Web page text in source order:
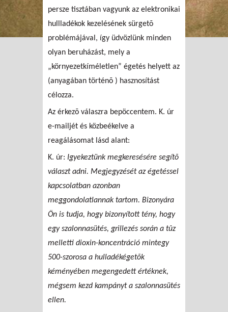
persze tisztában vagyunk az elektronikai
hullladékok kezelésének sürgetõ
problémájával, így üdvözlünk minden
olyan beruházást, mely a
„környezetkíméletlen” égetés helyett az
(anyagában történõ ) hasznosítást
célozza.
Az érkezõ válaszra bepöccentem. K. úr
e-mailjét és közbeékelve a
reagálásomat lásd alant:
K. úr: Igyekeztünk megkeresésére segítõ
választ adni. Megjegyzését az égetéssel
kapcsolatban azonban
meggondolatlannak tartom. Bizonyára
Ön is tudja, hogy bizonyított tény, hogy
egy szalonnasütés, grillezés során a tûz
melletti dioxin-koncentráció mintegy
500-szorosa a hulladékégetõk
kéményében megengedett értéknek,
mégsem kezd kampányt a szalonnasütés
ellen.